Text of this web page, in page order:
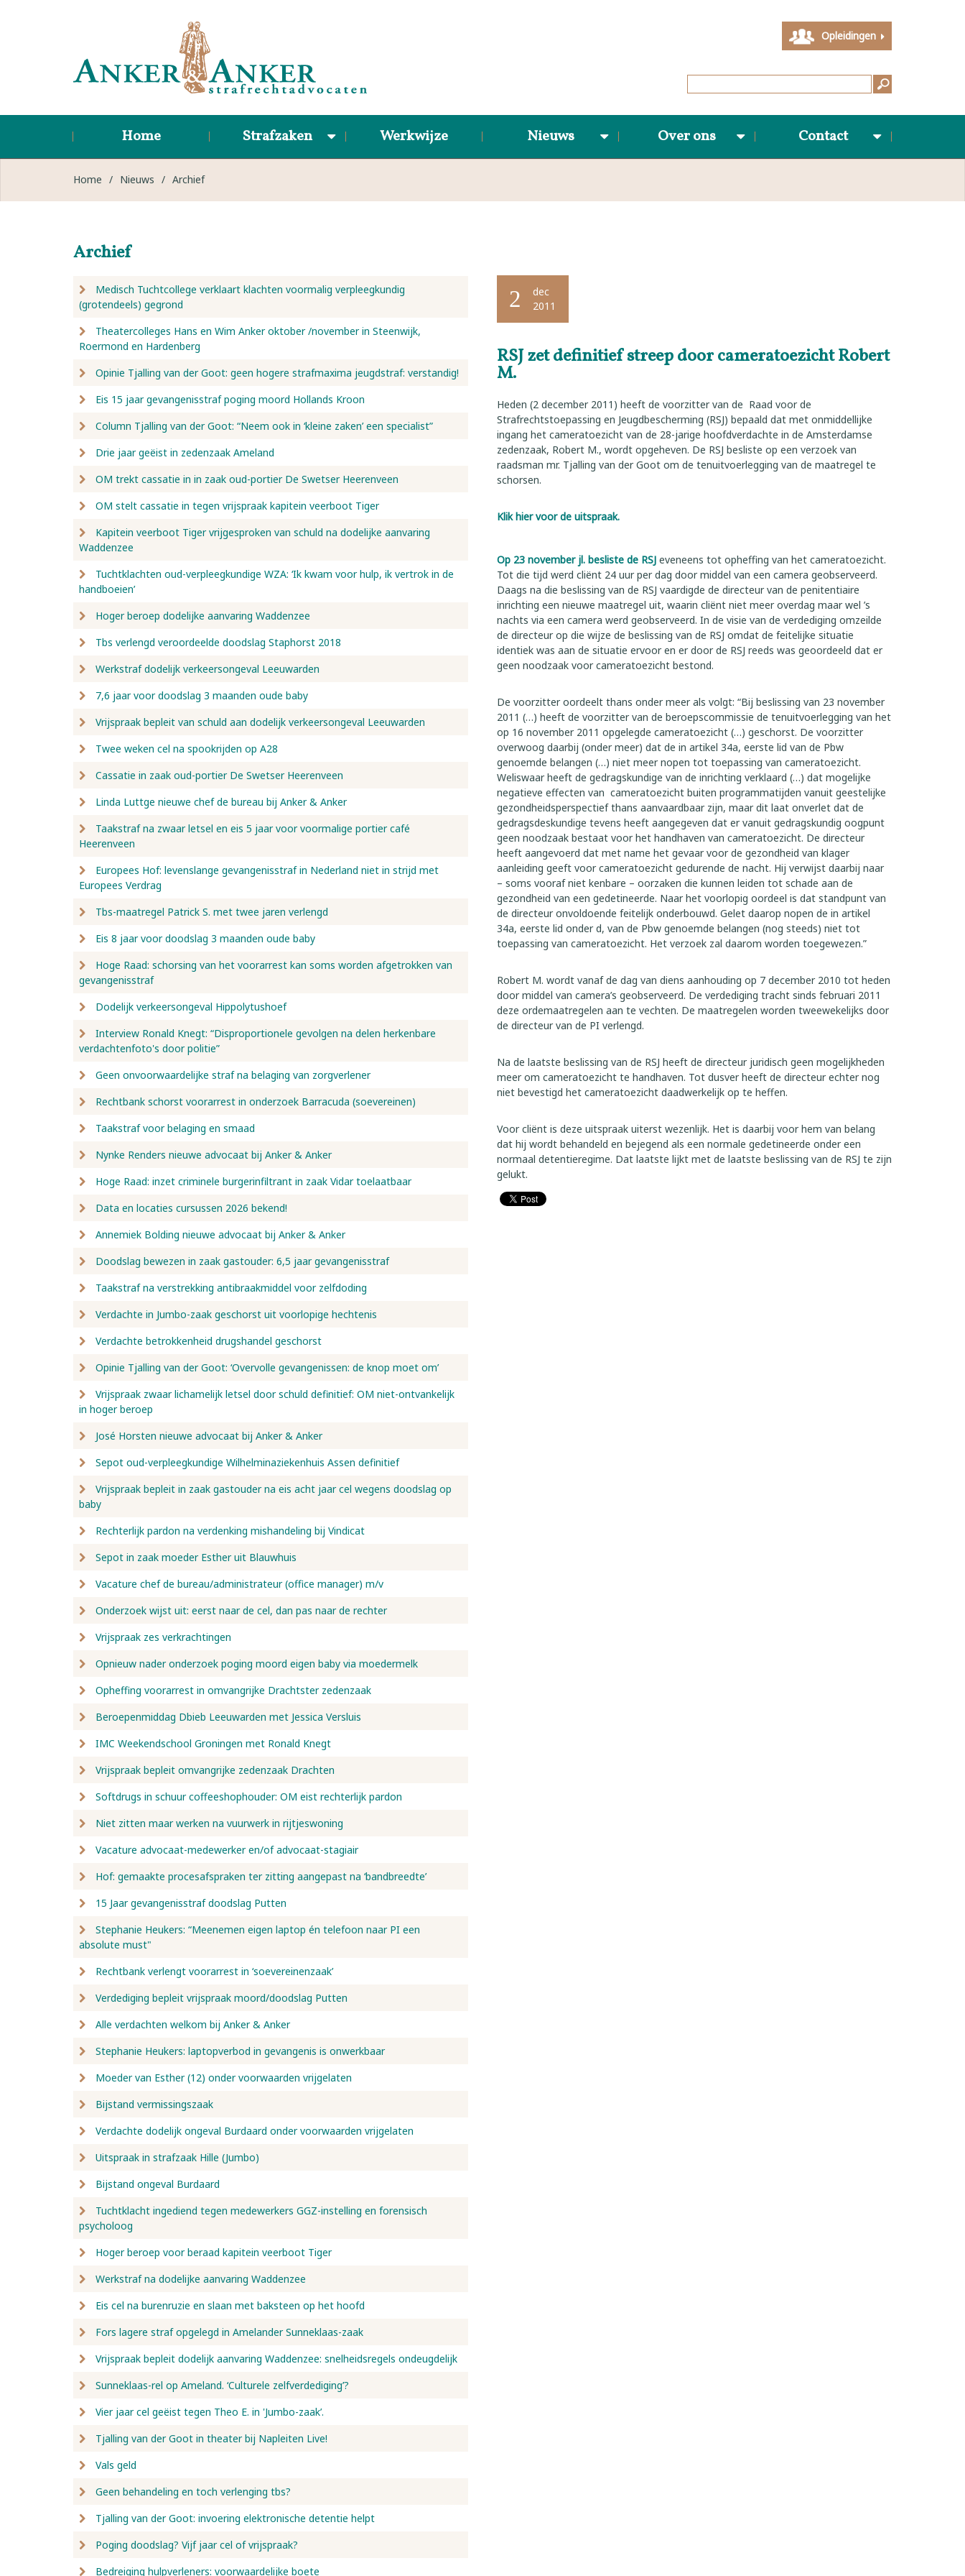
Opleidingen
Home Strafzaken Werkwijze Nieuws Over ons Contact
Home / Nieuws / Archief
Archief
Medisch Tuchtcollege verklaart klachten voormalig verpleegkundig
(grotendeels) gegrond
Theatercolleges Hans en Wim Anker oktober /november in Steenwijk,
Roermond en Hardenberg
Opinie Tjalling van der Goot: geen hogere strafmaxima jeugdstraf: verstandig!
Eis 15 jaar gevangenisstraf poging moord Hollands Kroon
Column Tjalling van der Goot: “Neem ook in ‘kleine zaken’ een specialist”
Drie jaar geëist in zedenzaak Ameland
OM trekt cassatie in in zaak oud-portier De Swetser Heerenveen
OM stelt cassatie in tegen vrijspraak kapitein veerboot Tiger
Kapitein veerboot Tiger vrijgesproken van schuld na dodelijke aanvaring
Waddenzee
Tuchtklachten oud-verpleegkundige WZA: ‘Ik kwam voor hulp, ik vertrok in de
handboeien’
Hoger beroep dodelijke aanvaring Waddenzee
Tbs verlengd veroordeelde doodslag Staphorst 2018
Werkstraf dodelijk verkeersongeval Leeuwarden
7,6 jaar voor doodslag 3 maanden oude baby
Vrijspraak bepleit van schuld aan dodelijk verkeersongeval Leeuwarden
Twee weken cel na spookrijden op A28
Cassatie in zaak oud-portier De Swetser Heerenveen
Linda Luttge nieuwe chef de bureau bij Anker & Anker
Taakstraf na zwaar letsel en eis 5 jaar voor voormalige portier café
Heerenveen
Europees Hof: levenslange gevangenisstraf in Nederland niet in strijd met
Europees Verdrag
Tbs-maatregel Patrick S. met twee jaren verlengd
Eis 8 jaar voor doodslag 3 maanden oude baby
Hoge Raad: schorsing van het voorarrest kan soms worden afgetrokken van
gevangenisstraf
Dodelijk verkeersongeval Hippolytushoef
Interview Ronald Knegt: “Disproportionele gevolgen na delen herkenbare
verdachtenfoto's door politie”
Geen onvoorwaardelijke straf na belaging van zorgverlener
Rechtbank schorst voorarrest in onderzoek Barracuda (soevereinen)
Taakstraf voor belaging en smaad
Nynke Renders nieuwe advocaat bij Anker & Anker
Hoge Raad: inzet criminele burgerinfiltrant in zaak Vidar toelaatbaar
Data en locaties cursussen 2026 bekend!
Annemiek Bolding nieuwe advocaat bij Anker & Anker
Doodslag bewezen in zaak gastouder: 6,5 jaar gevangenisstraf
Taakstraf na verstrekking antibraakmiddel voor zelfdoding
Verdachte in Jumbo-zaak geschorst uit voorlopige hechtenis
Verdachte betrokkenheid drugshandel geschorst
Opinie Tjalling van der Goot: ‘Overvolle gevangenissen: de knop moet om’
Vrijspraak zwaar lichamelijk letsel door schuld definitief: OM niet-ontvankelijk
in hoger beroep
José Horsten nieuwe advocaat bij Anker & Anker
Sepot oud-verpleegkundige Wilhelminaziekenhuis Assen definitief
Vrijspraak bepleit in zaak gastouder na eis acht jaar cel wegens doodslag op
baby
Rechterlijk pardon na verdenking mishandeling bij Vindicat
Sepot in zaak moeder Esther uit Blauwhuis
Vacature chef de bureau/administrateur (office manager) m/v
Onderzoek wijst uit: eerst naar de cel, dan pas naar de rechter
Vrijspraak zes verkrachtingen
Opnieuw nader onderzoek poging moord eigen baby via moedermelk
Opheffing voorarrest in omvangrijke Drachtster zedenzaak
Beroepenmiddag Dbieb Leeuwarden met Jessica Versluis
IMC Weekendschool Groningen met Ronald Knegt
Vrijspraak bepleit omvangrijke zedenzaak Drachten
Softdrugs in schuur coffeeshophouder: OM eist rechterlijk pardon
Niet zitten maar werken na vuurwerk in rijtjeswoning
Vacature advocaat-medewerker en/of advocaat-stagiair
Hof: gemaakte procesafspraken ter zitting aangepast na ‘bandbreedte’
15 Jaar gevangenisstraf doodslag Putten
Stephanie Heukers: “Meenemen eigen laptop én telefoon naar PI een
absolute must"
Rechtbank verlengt voorarrest in ‘soevereinenzaak’
Verdediging bepleit vrijspraak moord/doodslag Putten
Alle verdachten welkom bij Anker & Anker
Stephanie Heukers: laptopverbod in gevangenis is onwerkbaar
Moeder van Esther (12) onder voorwaarden vrijgelaten
Bijstand vermissingszaak
Verdachte dodelijk ongeval Burdaard onder voorwaarden vrijgelaten
Uitspraak in strafzaak Hille (Jumbo)
Bijstand ongeval Burdaard
Tuchtklacht ingediend tegen medewerkers GGZ-instelling en forensisch
psycholoog
Hoger beroep voor beraad kapitein veerboot Tiger
Werkstraf na dodelijke aanvaring Waddenzee
Eis cel na burenruzie en slaan met baksteen op het hoofd
Fors lagere straf opgelegd in Amelander Sunneklaas-zaak
Vrijspraak bepleit dodelijk aanvaring Waddenzee: snelheidsregels ondeugdelijk
Sunneklaas-rel op Ameland. ‘Culturele zelfverdediging’?
Vier jaar cel geëist tegen Theo E. in 'Jumbo-zaak’.
Tjalling van der Goot in theater bij Napleiten Live!
Vals geld
Geen behandeling en toch verlenging tbs?
Tjalling van der Goot: invoering elektronische detentie helpt
Poging doodslag? Vijf jaar cel of vrijspraak?
Bedreiging hulpverleners: voorwaardelijke boete
2
dec
2011
RSJ zet definitief streep door cameratoezicht Robert
M.
Heden (2 december 2011) heeft de voorzitter van de Raad voor de
Strafrechtstoepassing en Jeugdbescherming (RSJ) bepaald dat met onmiddellijke
ingang het cameratoezicht van de 28-jarige hoofdverdachte in de Amsterdamse
zedenzaak, Robert M., wordt opgeheven. De RSJ besliste op een verzoek van
raadsman mr. Tjalling van der Goot om de tenuitvoerlegging van de maatregel te
schorsen.
Klik hier voor de uitspraak.
Op 23 november jl. besliste de RSJ eveneens tot opheffing van het cameratoezicht.
Tot die tijd werd cliënt 24 uur per dag door middel van een camera geobserveerd.
Daags na die beslissing van de RSJ vaardigde de directeur van de penitentiaire
inrichting een nieuwe maatregel uit, waarin cliënt niet meer overdag maar wel ’s
nachts via een camera werd geobserveerd. In de visie van de verdediging omzeilde
de directeur op die wijze de beslissing van de RSJ omdat de feitelijke situatie
identiek was aan de situatie ervoor en er door de RSJ reeds was geoordeeld dat er
geen noodzaak voor cameratoezicht bestond.
De voorzitter oordeelt thans onder meer als volgt: “Bij beslissing van 23 november
2011 (…) heeft de voorzitter van de beroepscommissie de tenuitvoerlegging van het
op 16 november 2011 opgelegde cameratoezicht (…) geschorst. De voorzitter
overwoog daarbij (onder meer) dat de in artikel 34a, eerste lid van de Pbw
genoemde belangen (…) niet meer nopen tot toepassing van cameratoezicht.
Weliswaar heeft de gedragskundige van de inrichting verklaard (…) dat mogelijke
negatieve effecten van cameratoezicht buiten programmatijden vanuit geestelijke
gezondheidsperspectief thans aanvaardbaar zijn, maar dit laat onverlet dat de
gedragsdeskundige tevens heeft aangegeven dat er vanuit gedragskundig oogpunt
geen noodzaak bestaat voor het handhaven van cameratoezicht. De directeur
heeft aangevoerd dat met name het gevaar voor de gezondheid van klager
aanleiding geeft voor cameratoezicht gedurende de nacht. Hij verwijst daarbij naar
– soms vooraf niet kenbare – oorzaken die kunnen leiden tot schade aan de
gezondheid van een gedetineerde. Naar het voorlopig oordeel is dat standpunt van
de directeur onvoldoende feitelijk onderbouwd. Gelet daarop nopen de in artikel
34a, eerste lid onder d, van de Pbw genoemde belangen (nog steeds) niet tot
toepassing van cameratoezicht. Het verzoek zal daarom worden toegewezen.”
Robert M. wordt vanaf de dag van diens aanhouding op 7 december 2010 tot heden
door middel van camera’s geobserveerd. De verdediging tracht sinds februari 2011
deze ordemaatregelen aan te vechten. De maatregelen worden tweewekelijks door
de directeur van de PI verlengd.
Na de laatste beslissing van de RSJ heeft de directeur juridisch geen mogelijkheden
meer om cameratoezicht te handhaven. Tot dusver heeft de directeur echter nog
niet bevestigd het cameratoezicht daadwerkelijk op te heffen.
Voor cliënt is deze uitspraak uiterst wezenlijk. Het is daarbij voor hem van belang
dat hij wordt behandeld en bejegend als een normale gedetineerde onder een
normaal detentieregime. Dat laatste lijkt met de laatste beslissing van de RSJ te zijn
gelukt.